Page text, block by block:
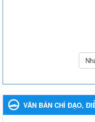
VĂN BẢN CHỈ ĐẠO,